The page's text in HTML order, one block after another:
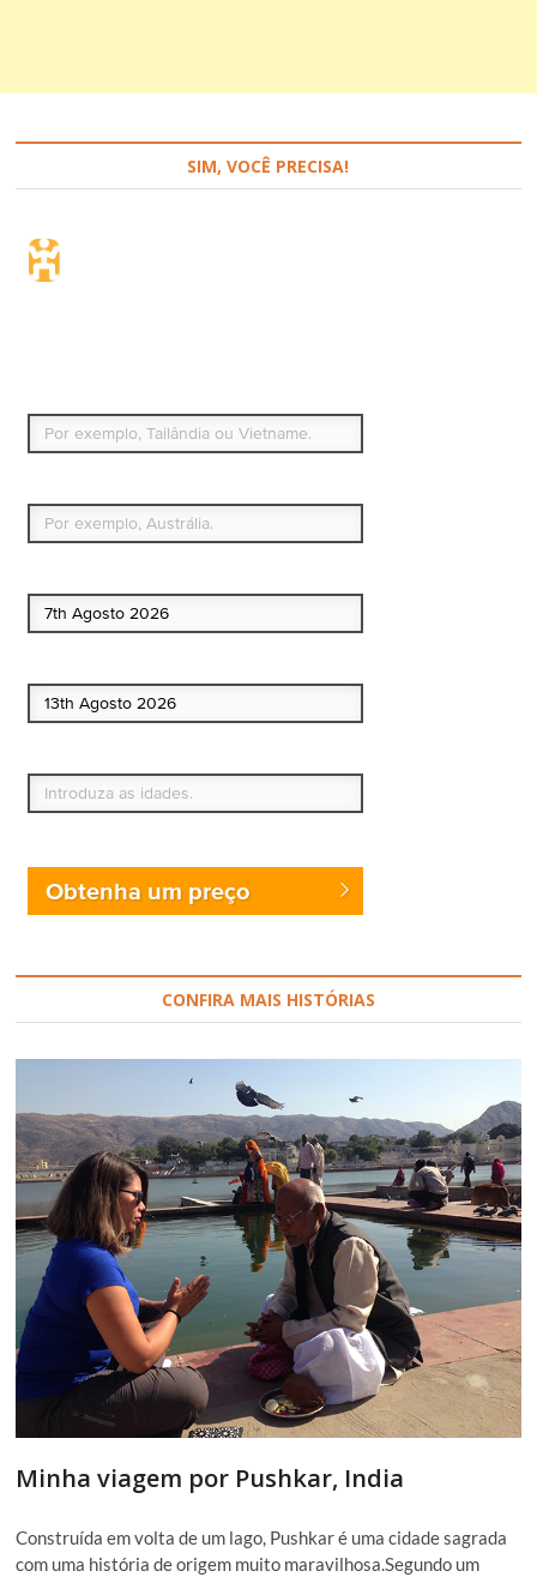
SIM, VOCÊ PRECISA!
Obtenha um preço
CONFIRA MAIS HISTÓRIAS
Minha viagem por Pushkar, India
Construída em volta de um lago, Pushkar é uma cidade sagrada
com uma história de origem muito maravilhosa.Segundo um